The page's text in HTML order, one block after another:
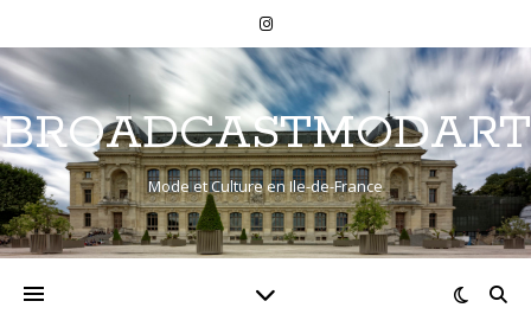
BROADCASTMODART
Mode et Culture en Ile-de-France